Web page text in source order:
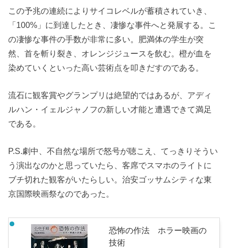
この予兆の連続によりサイコレベルが蓄積されていき、
「100%」に到達したとき、凄惨な事件へと発展する。こ
の凄惨な事件の手数が非常に多い。肥満体の学生が突
然、首を斬り裂き、オレンジジュースを飲む。橙が血を
染めていくといった高い芸術点を叩きだすのである。
流石に観客賞やグランプリは絶望的ではあるが、アディ
ルハン・イェルジャノフの新しい才能と遭遇できて満足
である。
P.S.劇中、不自然な場所で怒号が聴こえ、てっきりそうい
う演出なのかと思っていたら、客席でスマホのライトに
ブチ切れた観客がいたらしい。治安ゴッサムシティな東
京国際映画祭なのであった。
恐怖の作法 ホラー映画の
技術